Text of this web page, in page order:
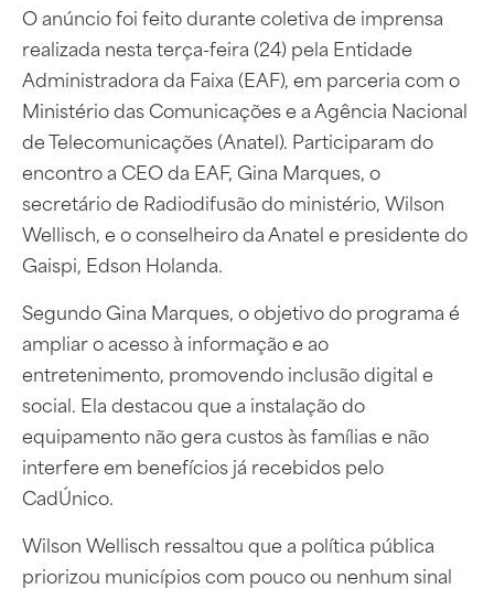
O anúncio foi feito durante coletiva de imprensa
realizada nesta terça-feira (24) pela Entidade
Administradora da Faixa (EAF), em parceria com o
Ministério das Comunicações e a Agência Nacional
de Telecomunicações (Anatel). Participaram do
encontro a CEO da EAF, Gina Marques, o
secretário de Radiodifusão do ministério, Wilson
Wellisch, e o conselheiro da Anatel e presidente do
Gaispi, Edson Holanda.
Segundo Gina Marques, o objetivo do programa é
ampliar o acesso à informação e ao
entretenimento, promovendo inclusão digital e
social. Ela destacou que a instalação do
equipamento não gera custos às famílias e não
interfere em benefícios já recebidos pelo
CadÚnico.
Wilson Wellisch ressaltou que a política pública
priorizou municípios com pouco ou nenhum sinal